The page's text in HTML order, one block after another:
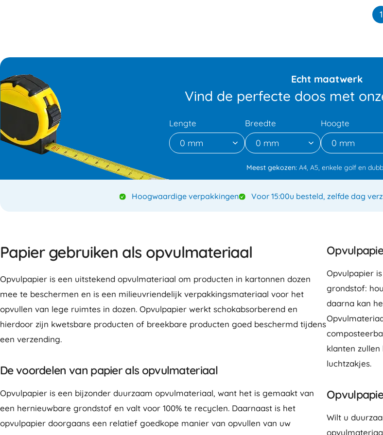
1
Echt maatwerk
Vind de perfecte doos met
Lengte
0 mm
Breedte
0 mm
Hoogte
0 mm
Meest gekozen: A4, A5, enkele golf en
Hoogwaardige verpakkingen Voor 15:00u besteld, zelfde dag
Papier gebruiken als opvulmateriaal
Opvulpapier is een uitstekend opvulmateriaal om producten in kartonnen dozen
mee te beschermen en is een milieuvriendelijk verpakkingsmateriaal voor het
opvullen van lege ruimtes in dozen. Opvulpapier werkt schokabsorberend en
hierdoor zijn kwetsbare producten of breekbare producten goed beschermd tijdens
een verzending.
De voordelen van papier als opvulmateriaal
Opvulpapier is een bijzonder duurzaam opvulmateriaal, want het is gemaakt van
een hernieuwbare grondstof en valt voor 100% te recyclen. Daarnaast is het
opvulpapier doorgaans een relatief goedkope manier van opvullen van uw
Opvulpapier
grondstof:
daarna kan
klanten
luchtzakjes.
Wilt u